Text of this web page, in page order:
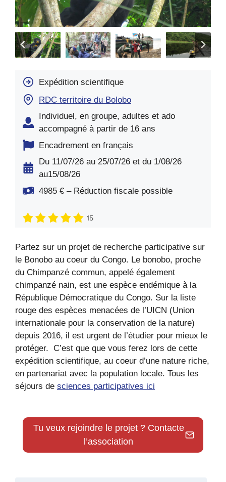
Expédition scientifique
RDC territoire du Bolobo
Individuel, en groupe, adultes et ado
accompagné à partir de 16 ans
Encadrement en français
Du 11/07/26 au 25/07/26 et du 1/08/26
au15/08/26
4985 € – Réduction fiscale possible
15
Partez sur un projet de recherche participative sur
le Bonobo au coeur du Congo. Le bonobo, proche
du Chimpanzé commun, appelé également
chimpanzé nain, est une espèce endémique à la
République Démocratique du Congo. Sur la liste
rouge des espèces menacées de l’UICN (Union
internationale pour la conservation de la nature)
depuis 2016, il est urgent de l’étudier pour mieux le
protéger. C’est que que vous ferez lors de cette
expédition scientifique, au coeur d’une nature riche,
en partenariat avec la population locale. Tous les
séjours de sciences participatives ici
Tu veux rejoindre le projet ? Contacte
l’association